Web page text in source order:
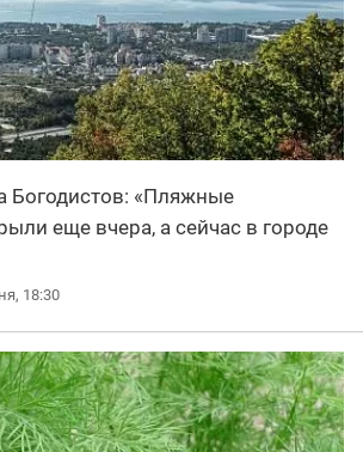
Богодистов: «Пляжные
еще вчера, а сейчас в городе
18:30